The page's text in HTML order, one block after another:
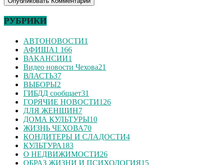
РУБРИКИ
АВТОНОВОСТИ1
АФИША1 166
ВАКАНСИИ1
Видео новости Чехова21
ВЛАСТЬ37
ВЫБОРЫ2
ГИБДД сообщает31
ГОРЯЧИЕ НОВОСТИ126
ДЛЯ ЖЕНЩИН7
ДОМА КУЛЬТУРЫ10
ЖИЗНЬ ЧЕХОВА70
КОНДИТЕРЫ И СЛАДОСТИ4
КУЛЬТУРА183
О НЕДВИЖИМОСТИ26
ОБРАЗ ЖИЗНИ И ПСИХОЛОГИЯ15